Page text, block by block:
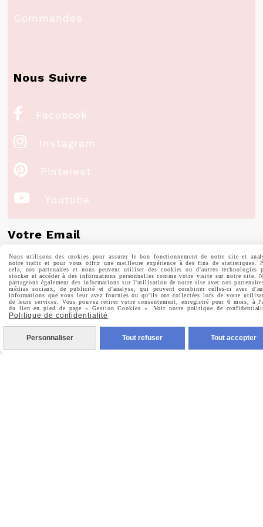
Commandes
Nous Suivre
 Facebook
 Instagram
 Pinterest
 Youtube
Votre Email
Prénom
Valider
Nous utilisons des cookies pour assurer le bon fonctionnement de notre site et
notre trafic et pour vous offrir une meilleure expérience à des fins de statistiques.
cela, nos partenaires et nous peuvent utiliser des cookies ou d'autres technologies
stocker et accéder à des informations personnelles comme votre visite sur notre site.
partageons également des informations sur l'utilisation de notre site avec nos
médias sociaux, de publicité et d'analyse, qui peuvent combiner celles-ci avec
informations que vous leur avez fournies ou qu'ils ont collectées lors de votre
de leurs services. Vous pouvez retirer votre consentement, enregistré pour 6 mois, à
du lien en pied de page « Gestion Cookies ». Voir notre politique de
Politique de confidentialité
Personnaliser Tout refuser Tout accepter